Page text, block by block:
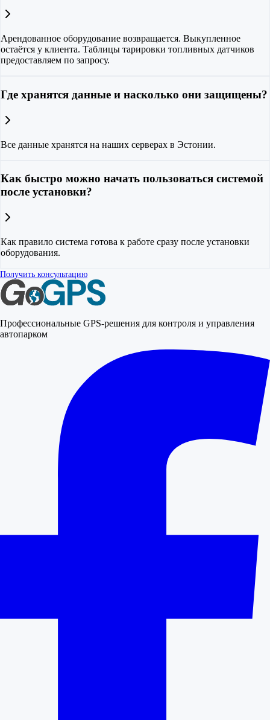
Арендованное оборудование возвращается. Выкупленное
остаётся у клиента. Таблицы тарировки топливных датчиков
предоставляем по запросу.
Где хранятся данные и насколько они защищены?
Все данные хранятся на наших серверах в Эстонии.
Как быстро можно начать пользоваться системой
после установки?
Как правило система готова к работе сразу после установки
оборудования.
Получить консультацию
Профессиональные GPS-решения для контроля и управления
автопарком